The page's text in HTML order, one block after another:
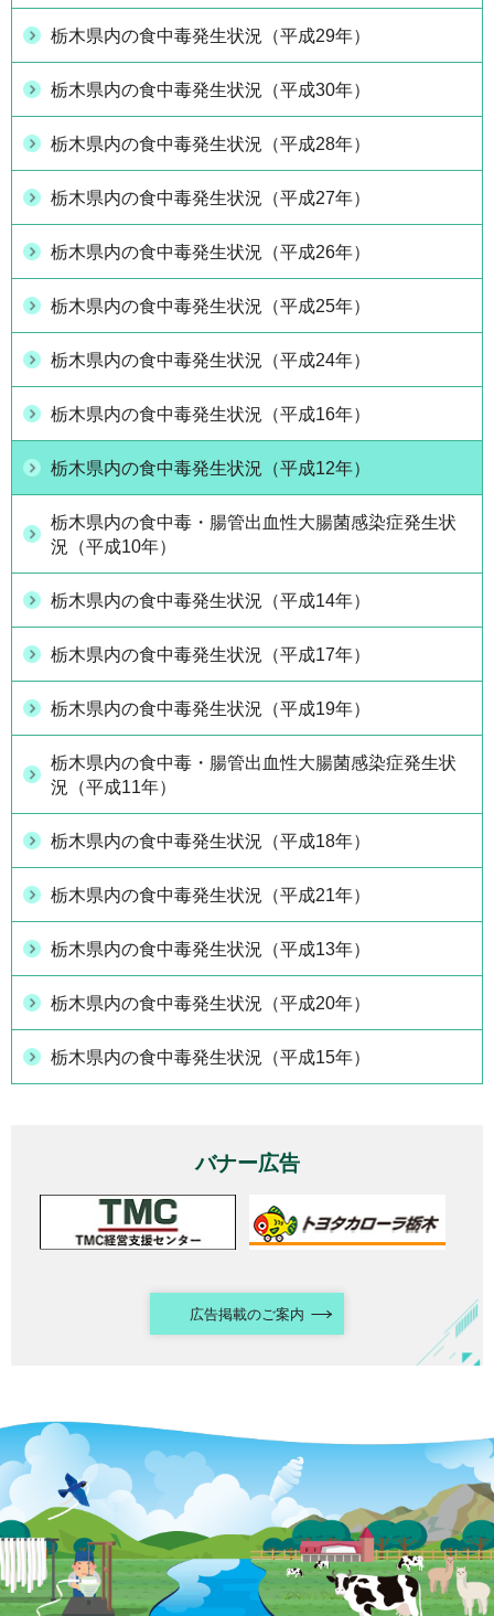
栃木県内の食中毒発生状況（平成29年）
栃木県内の食中毒発生状況（平成30年）
栃木県内の食中毒発生状況（平成28年）
栃木県内の食中毒発生状況（平成27年）
栃木県内の食中毒発生状況（平成26年）
栃木県内の食中毒発生状況（平成25年）
栃木県内の食中毒発生状況（平成24年）
栃木県内の食中毒発生状況（平成16年）
栃木県内の食中毒発生状況（平成12年）
栃木県内の食中毒・腸管出血性大腸菌感染症発生状
況（平成10年）
栃木県内の食中毒発生状況（平成14年）
栃木県内の食中毒発生状況（平成17年）
栃木県内の食中毒発生状況（平成19年）
栃木県内の食中毒・腸管出血性大腸菌感染症発生状
況（平成11年）
栃木県内の食中毒発生状況（平成18年）
栃木県内の食中毒発生状況（平成21年）
栃木県内の食中毒発生状況（平成13年）
栃木県内の食中毒発生状況（平成20年）
栃木県内の食中毒発生状況（平成15年）
バナー広告
広告掲載のご案内